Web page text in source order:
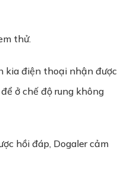
thử.
kia điện thoại nhận được
ở chế độ rung không
hồi đáp, Dogaler cảm